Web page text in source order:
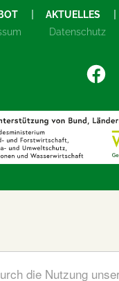
die Nutzung
AKTUELLES
Datenschutz